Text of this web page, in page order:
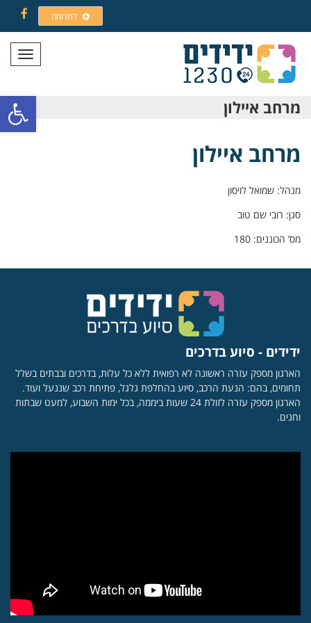
פתח
לתרומה
תפריט
מרחב איילון
מרחב איילון
מנהל: שמואל לויסון
סגן: רובי שם טוב
מס’ הכוננים: 180
ידידים - סיוע בדרכים
הארגון מספק עזרה ראשונה לא רפואית ללא כל עלות, בדרכים ובבתים בשלל
תחומים, בהם: הנעת הרכב, סיוע בהחלפת גלגל, פתיחת רכב שננעל ועוד.
הארגון מספק עזרה לזולת 24 שעות ביממה, בכל ימות השבוע, למעט שבתות
וחגים.